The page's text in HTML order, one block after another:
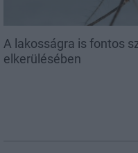
A lakosságra is fontos
elkerülésében